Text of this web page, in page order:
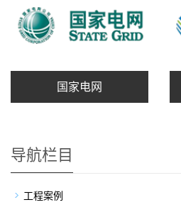
国家电网
导航栏目
工程案例